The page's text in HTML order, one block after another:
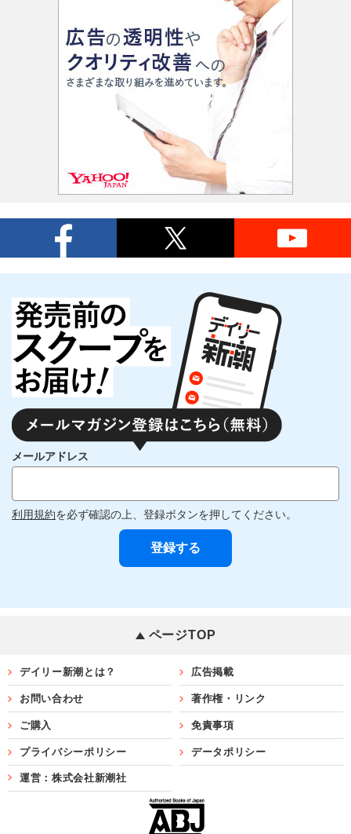
メールアドレス
利用規約を必ず確認の上、登録ボタンを押してください。
ページTOP
デイリー新潮とは？ 広告掲載
お問い合わせ 著作権・リンク
ご購入 免責事項
プライバシーポリシー データポリシー
運営：株式会社新潮社